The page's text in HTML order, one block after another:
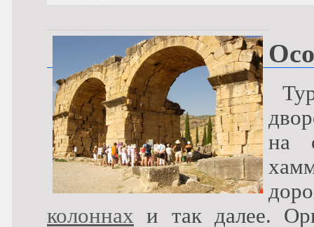
на
колоннах и так далее.